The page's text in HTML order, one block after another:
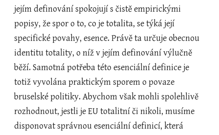
jejím definování spokojují s čistě empirickými
popisy, že spor o to, co je totalita, se týká její
specifické povahy, esence. Právě ta určuje obecnou
identitu totality, o níž v jejím definování výlučně
běží. Samotná potřeba této esenciální definice je
totiž vyvolána praktickým sporem o povaze
bruselské politiky. Abychom však mohli spolehlivě
rozhodnout, jestli je EU totalitní či nikoli, musíme
disponovat správnou esenciální definicí, která